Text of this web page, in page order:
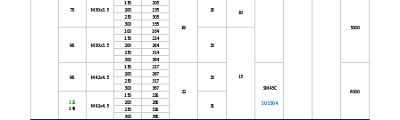
78 M30x3.5
19
26 10
5000
150
205
200
255
250
305
300
355
98 M30x3.5
100 164
30
15
150
214
200
264
250
314
300
364
98 M42x4.5
150 217
22
30
SM45C
SUS304
6000
200
267
250
317
300
367
128
148
M42x4.5
150
218
31
200
268
250
318
300
368